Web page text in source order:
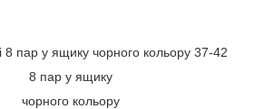
8 пар у ящику чорного кольору 37-42
8 пар у ящику
чорного кольору